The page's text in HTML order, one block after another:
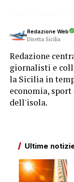
Redazione Web
Diretta Sicilia
Redazione
giornalisti e
la Sicilia in
economia,
dell'isola.
Ultime